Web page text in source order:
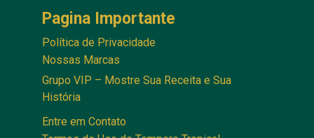
Pagina Importante
Política de Privacidade
Nossas Marcas
Grupo VIP – Mostre Sua Receita e Sua
História
Entre em Contato